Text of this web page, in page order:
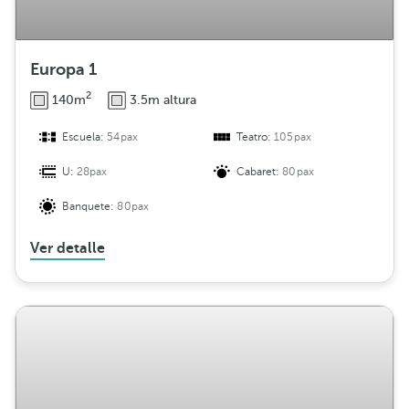
Europa 1
140m2 3.5m altura
Escuela: 54pax Teatro:105pax
U:28pax Cabaret:80pax
Banquete:80pax
Ver detalle